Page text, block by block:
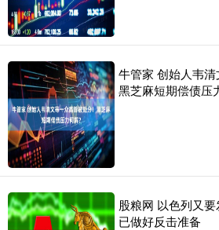
牛管家 创始人韦清
黑芝麻短期偿债压
股粮网 以色列又
已做好反击准备